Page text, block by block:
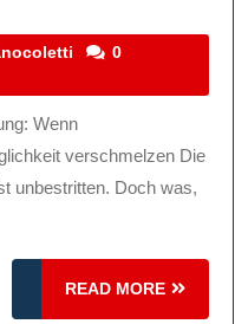
Von
Wenn
Auf
stefanocoletti
0
verschmelzen Die
unbestritten. Doch was,
READ MORE
READ
MORE